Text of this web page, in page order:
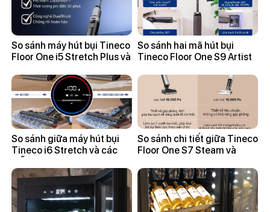
So sánh máy hút bụi Tineco
Floor One i5 Stretch Plus và
Plus
So sánh hai mã hút bụi
Tineco Floor One S9 Artist
S9 Artist
So sánh giữa máy hút bụi
Tineco i6 Stretch và các
So sánh chi tiết giữa Tineco
Floor One S7 Steam và
Steam